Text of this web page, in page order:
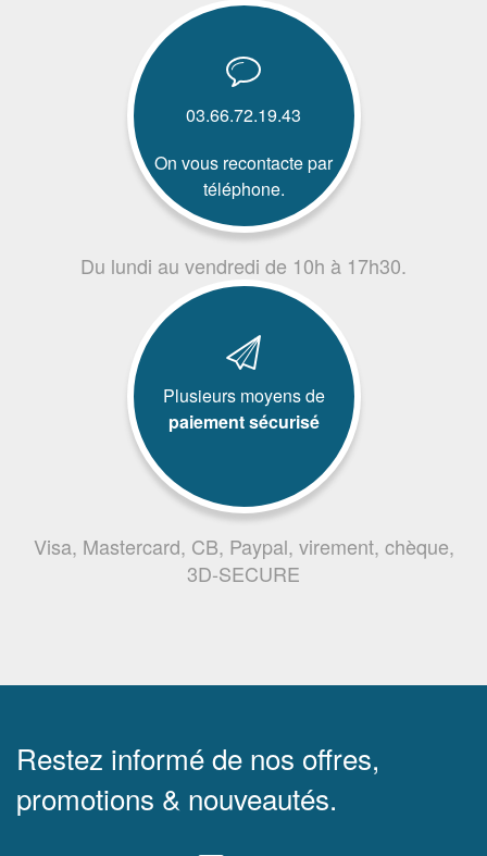
03.66.72.19.43
On vous recontacte par
téléphone.
Du lundi au vendredi de 10h à 17h30.
Plusieurs moyens de
paiement sécurisé
Visa, Mastercard, CB, Paypal, virement, chèque,
3D-SECURE
Restez informé de nos offres,
promotions & nouveautés.